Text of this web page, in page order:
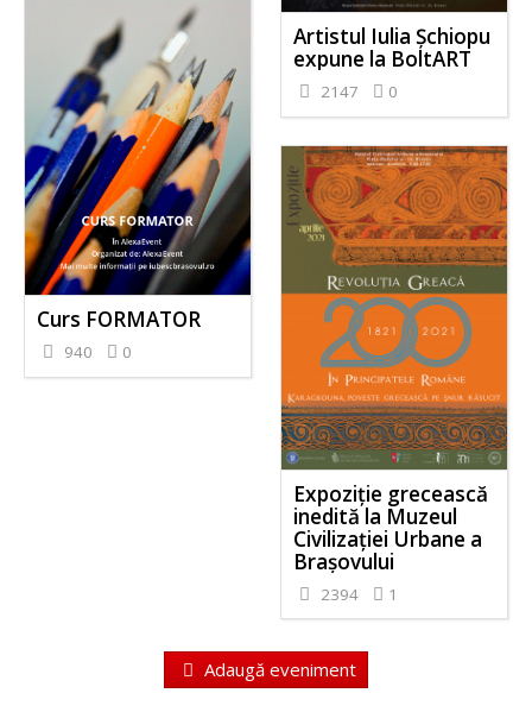
Artistul Iulia Șchiopu
expune la BoltART
2147 0
Curs FORMATOR
940 0
Expoziție grecească
inedită la Muzeul
Civilizației Urbane a
Brașovului
2394 1
Adaugă eveniment